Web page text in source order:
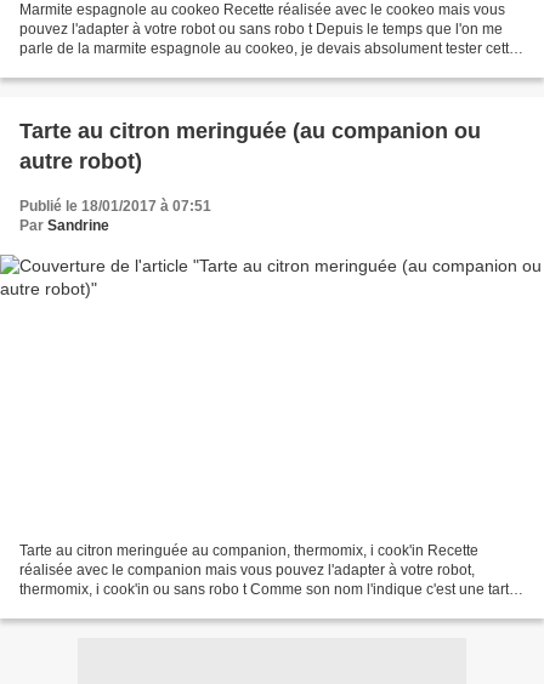
Marmite espagnole au cookeo Recette réalisée avec le cookeo mais vous
pouvez l'adapter à votre robot ou sans robo t Depuis le temps que l'on me
parle de la marmite espagnole au cookeo, je devais absolument tester cette
Tarte au citron meringuée (au companion ou
autre robot)
Publié le 18/01/2017 à 07:51
Par Sandrine
Tarte au citron meringuée au companion, thermomix, i cook'in Recette
réalisée avec le companion mais vous pouvez l'adapter à votre robot,
thermomix, i cook'in ou sans robo t Comme son nom l'indique c'est une tarte